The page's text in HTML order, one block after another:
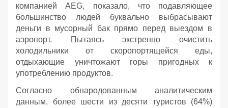
компанией AEG, показало, что подавляющее
большинство людей буквально выбрасывают
деньги в мусорный бак прямо перед выездом в
аэропорт. Пытаясь экстренно очистить
холодильники от скоропортящейся еды,
отдыхающие уничтожают горы пригодных к
употреблению продуктов.
Согласно обнародованным аналитическим
данным, более шести из десяти туристов (64%)